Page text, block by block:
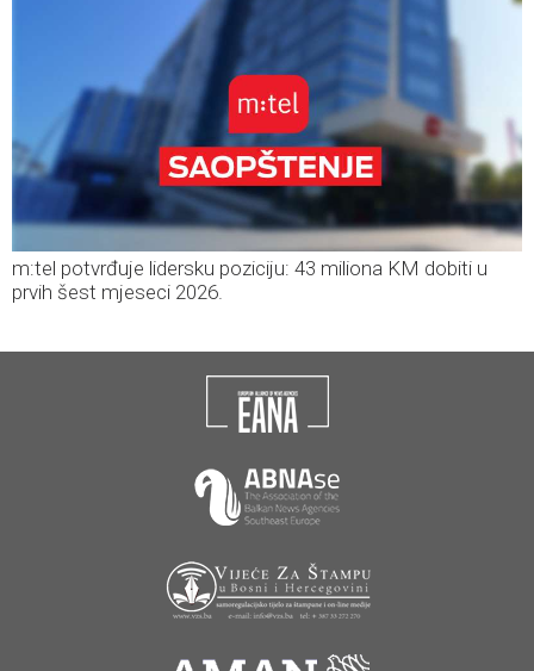
m:tel potvrđuje lidersku poziciju: 43 miliona KM dobiti u
prvih šest mjeseci 2026.